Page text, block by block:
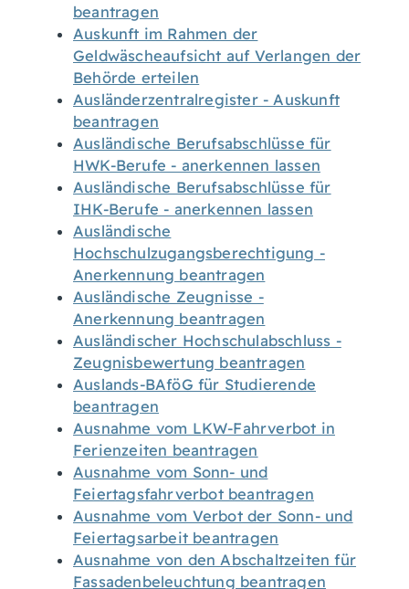
beantragen
Auskunft im Rahmen der
Geldwäscheaufsicht auf Verlangen der
Behörde erteilen
Ausländerzentralregister - Auskunft
beantragen
Ausländische Berufsabschlüsse für
HWK-Berufe - anerkennen lassen
Ausländische Berufsabschlüsse für
IHK-Berufe - anerkennen lassen
Ausländische
Hochschulzugangsberechtigung -
Anerkennung beantragen
Ausländische Zeugnisse -
Anerkennung beantragen
Ausländischer Hochschulabschluss -
Zeugnisbewertung beantragen
Auslands-BAföG für Studierende
beantragen
Ausnahme vom LKW-Fahrverbot in
Ferienzeiten beantragen
Ausnahme vom Sonn- und
Feiertagsfahrverbot beantragen
Ausnahme vom Verbot der Sonn- und
Feiertagsarbeit beantragen
Ausnahme von den Abschaltzeiten für
Fassadenbeleuchtung beantragen